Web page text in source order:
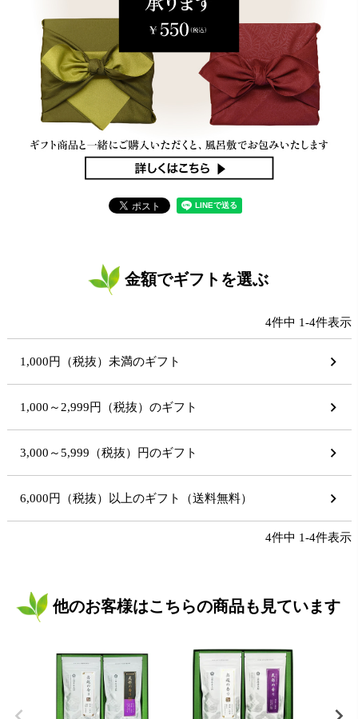
金額でギフトを選ぶ
4件中 1-4件表示
1,000円（税抜）未満のギフト
1,000～2,999円（税抜）のギフト
3,000～5,999（税抜）円のギフト
6,000円（税抜）以上のギフト（送料無料）
4件中 1-4件表示
他のお客様はこちらの商品も見ています